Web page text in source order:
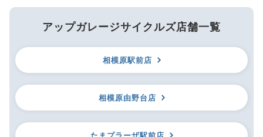
アップガレージサイクルズ店舗一覧
相模原駅前店
相模原由野台店